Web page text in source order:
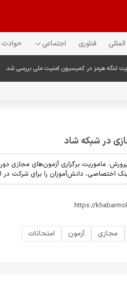
فناوری اجتماعی حوادث
تنگه هرمز در کمیسیون امنیت ملی بررسی شد
در شبکه شاد
ماموریت برگزاری آزمون‌های مجازی
اختصاصی، دانش‌آموزان را برای شرکت در
مجازی آزمون امتحانات